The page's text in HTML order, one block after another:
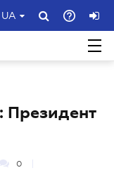
UA
Президент
0